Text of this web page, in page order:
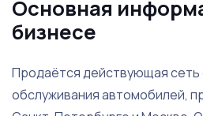
Основная
бизнесе
Продаётся действующая сеть
обслуживания автомобилей,